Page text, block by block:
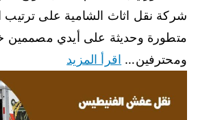
شركة نقل اثاث الشامية على
متطورة وحديثة على أيدي مصممين
ومحترفين… اقرأ المزيد